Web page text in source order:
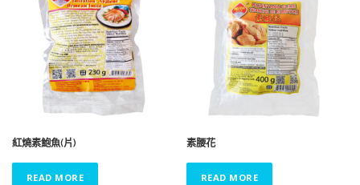
紅燒素鮑魚(片)
READ MORE
素腰花
READ MORE